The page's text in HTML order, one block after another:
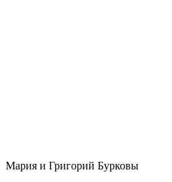
Мария и Григорий Бурковы